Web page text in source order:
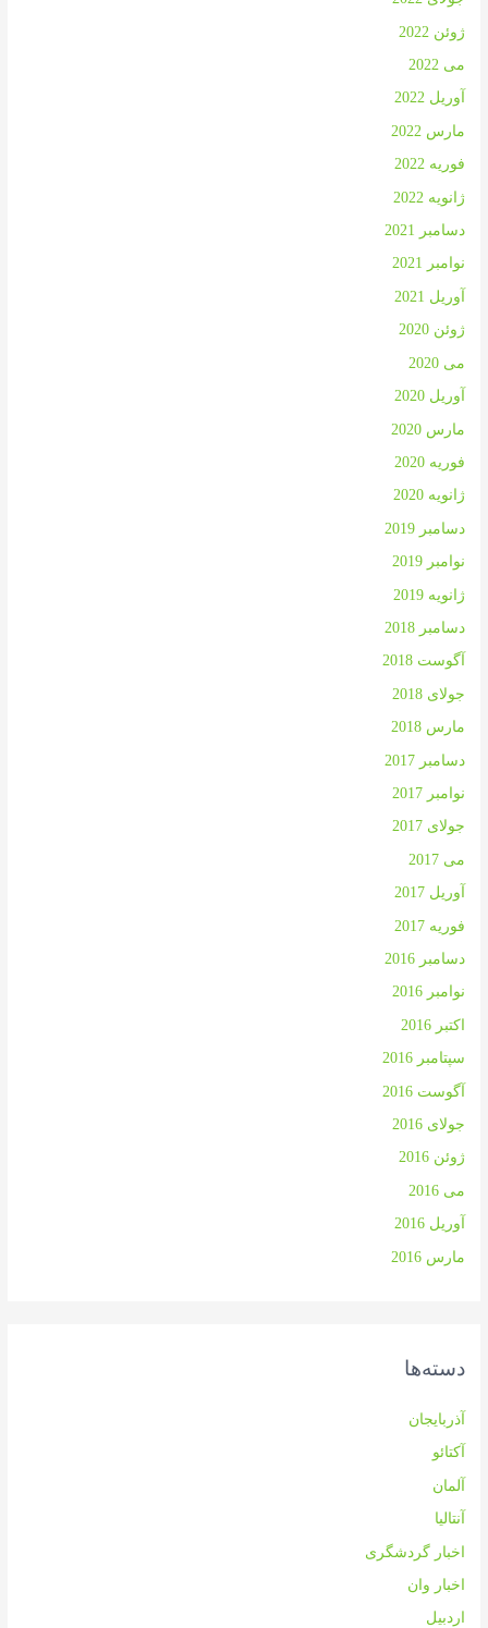
ژوئن 2022
می 2022
آوریل 2022
مارس 2022
فوریه 2022
ژانویه 2022
دسامبر 2021
نوامبر 2021
آوریل 2021
ژوئن 2020
می 2020
آوریل 2020
مارس 2020
فوریه 2020
ژانویه 2020
دسامبر 2019
نوامبر 2019
ژانویه 2019
دسامبر 2018
آگوست 2018
جولای 2018
مارس 2018
دسامبر 2017
نوامبر 2017
جولای 2017
می 2017
آوریل 2017
فوریه 2017
دسامبر 2016
نوامبر 2016
اکتبر 2016
سپتامبر 2016
آگوست 2016
جولای 2016
ژوئن 2016
می 2016
آوریل 2016
مارس 2016
دسته‌ها
آذربایجان
آکتائو
آلمان
آنتالیا
اخبار گردشگری
اخبار وان
اردبیل